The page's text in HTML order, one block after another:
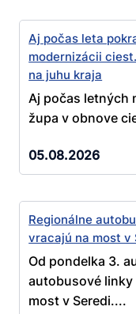
Aj počas leta
modernizácii
na juhu kraja
Aj počas letných
župa v obnove
05.08.2026
Regionálne
vracajú na most v
Od pondelka 3.
autobusové
most v Seredi....